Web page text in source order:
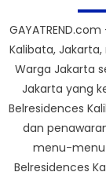
Kalibata,
Warga Jakarta
Jakarta yang
Belresidences
dan
menu-menu
Belresidences